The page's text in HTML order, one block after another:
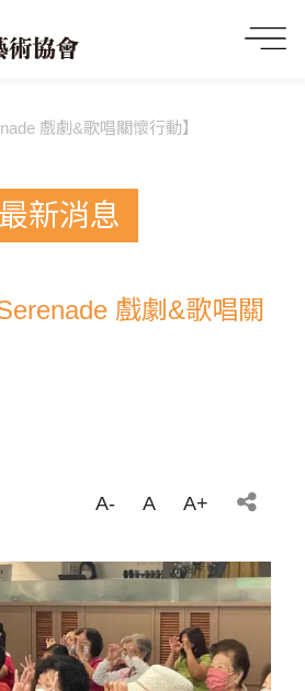
戲劇&歌唱關懷行動】
最新消息
戲劇&歌唱關
A- A A+